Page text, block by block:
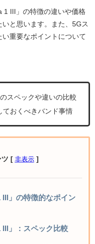
1 III」の特徴の違いや価格
と思います。また、5Gス
重要なポイントについて
スペックや違いの比較
ておくべきバンド事情
[ 非表示 ]
III」の特徴的なポイン
III」：スペック比較